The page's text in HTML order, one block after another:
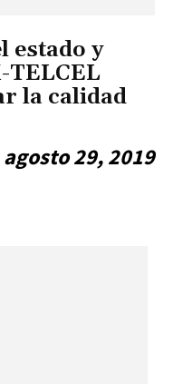
estado y
TELCEL
la calidad
agosto 29, 2019